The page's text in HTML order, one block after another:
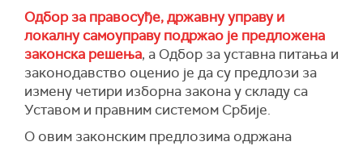
Одбор за правосуђе, државну управу и
локалну самоуправу подржао је предложена
законска решења, а Одбор за уставна питања и
законодавство оценио је да су предлози за
измену четири изборна закона у складу са
Уставом и правним системом Србије.
О овим законским предлозима одржана